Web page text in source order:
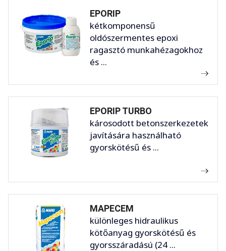
EPORIP
kétkomponensű
oldószermentes epoxi
ragasztó munkahézagokhoz
és ...
EPORIP TURBO
károsodott betonszerkezetek
javítására használható
gyorskötésű és ...
MAPECEM
különleges hidraulikus
kötőanyag gyorskötésű és
gyorsszáradású (24 ...